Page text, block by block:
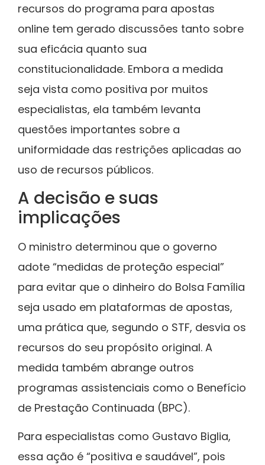
recursos do programa para apostas
online tem gerado discussões tanto sobre
sua eficácia quanto sua
constitucionalidade. Embora a medida
seja vista como positiva por muitos
especialistas, ela também levanta
questões importantes sobre a
uniformidade das restrições aplicadas ao
uso de recursos públicos.
A decisão e suas
implicações
O ministro determinou que o governo
adote “medidas de proteção especial”
para evitar que o dinheiro do Bolsa Família
seja usado em plataformas de apostas,
uma prática que, segundo o STF, desvia os
recursos do seu propósito original. A
medida também abrange outros
programas assistenciais como o Benefício
de Prestação Continuada (BPC).
Para especialistas como Gustavo Biglia,
essa ação é “positiva e saudável”, pois